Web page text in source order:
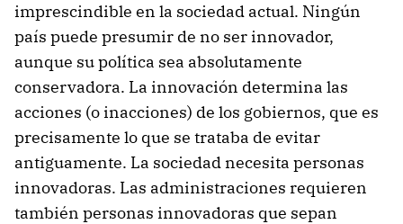
imprescindible en la sociedad actual. Ningún
país puede presumir de no ser innovador,
aunque su política sea absolutamente
conservadora. La innovación determina las
acciones (o inacciones) de los gobiernos, que es
precisamente lo que se trataba de evitar
antiguamente. La sociedad necesita personas
innovadoras. Las administraciones requieren
también personas innovadoras que sepan